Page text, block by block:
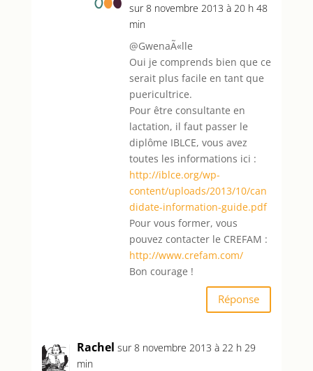
sur 8 novembre 2013 à 20 h 48
min
@GwenaÃ«lle
Oui je comprends bien que ce
serait plus facile en tant que
puericultrice.
Pour être consultante en
lactation, il faut passer le
diplôme IBLCE, vous avez
toutes les informations ici :
http://iblce.org/wp-
content/uploads/2013/10/can
didate-information-guide.pdf
Pour vous former, vous
pouvez contacter le CREFAM :
http://www.crefam.com/
Bon courage !
Réponse
Rachel sur 8 novembre 2013 à 22 h 29
min